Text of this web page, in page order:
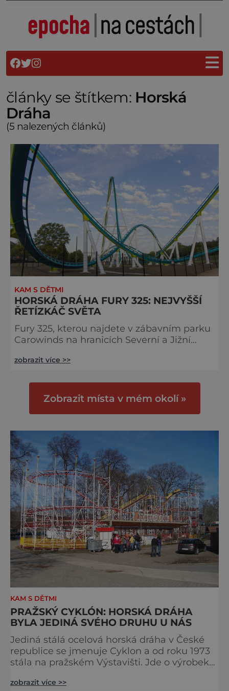
články se štítkem: Horská
Dráha
(5 nalezených článků)
KAM S DĚTMI
HORSKÁ DRÁHA FURY 325: NEJVYŠŠÍ
ŘETÍZKÁČ SVĚTA
Fury 325, kterou najdete v zábavním parku
Carowinds na hranicích Severní a Jižní
Ocelovým drakem nejrychlejší řetězovou
pátou příčku v žebříčku vůbec
nejrychlejších horských drah. I ona se však
svými 99 metry nejvyšší řetězovou dráhou
sv
zobrazit více >>
Zobrazit místa v mém okolí »
KAM S DĚTMI
PRAŽSKÝ CYKLÓN: HORSKÁ DRÁHA
BYLA JEDINÁ SVÉHO DRUHU U NÁS
Jediná stálá ocelová horská dráha v České
republice se jmenuje Cyklon a od roku 1973
stála na pražském Výstavišti. Jde o výrobek
je 13 metrů, maximální rychlost 46 km/h,
zobrazit více >>